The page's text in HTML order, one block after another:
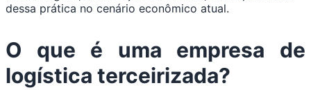
dessa prática no cenário econômico atual.
O que é uma empresa de
logística terceirizada?